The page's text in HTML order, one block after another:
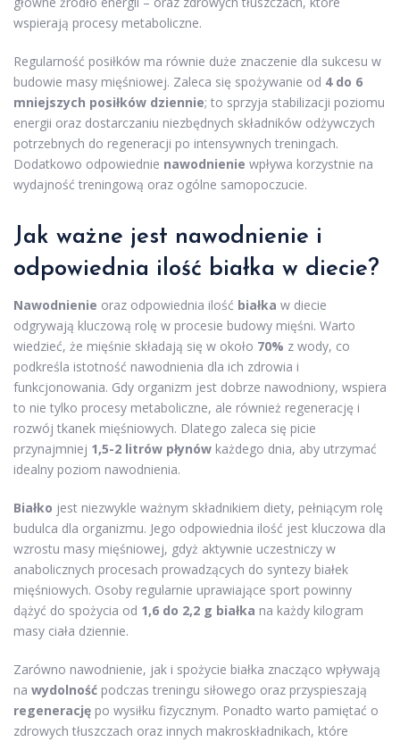
wspierają procesy metaboliczne.
Regularność posiłków ma równie duże znaczenie dla sukcesu w
budowie masy mięśniowej. Zaleca się spożywanie od 4 do 6
mniejszych posiłków dziennie; to sprzyja stabilizacji poziomu
energii oraz dostarczaniu niezbędnych składników odżywczych
potrzebnych do regeneracji po intensywnych treningach.
Dodatkowo odpowiednie nawodnienie wpływa korzystnie na
wydajność treningową oraz ogólne samopoczucie.
Jak ważne jest nawodnienie i
odpowiednia ilość białka w diecie?
Nawodnienie oraz odpowiednia ilość białka w diecie
odgrywają kluczową rolę w procesie budowy mięśni. Warto
wiedzieć, że mięśnie składają się w około 70% z wody, co
podkreśla istotność nawodnienia dla ich zdrowia i
funkcjonowania. Gdy organizm jest dobrze nawodniony, wspiera
to nie tylko procesy metaboliczne, ale również regenerację i
rozwój tkanek mięśniowych. Dlatego zaleca się picie
przynajmniej 1,5-2 litrów płynów każdego dnia, aby utrzymać
idealny poziom nawodnienia.
Białko jest niezwykle ważnym składnikiem diety, pełniącym rolę
budulca dla organizmu. Jego odpowiednia ilość jest kluczowa dla
wzrostu masy mięśniowej, gdyż aktywnie uczestniczy w
anabolicznych procesach prowadzących do syntezy białek
mięśniowych. Osoby regularnie uprawiające sport powinny
dążyć do spożycia od 1,6 do 2,2 g białka na każdy kilogram
masy ciała dziennie.
Zarówno nawodnienie, jak i spożycie białka znacząco wpływają
na wydolność podczas treningu siłowego oraz przyspieszają
regenerację po wysiłku fizycznym. Ponadto warto pamiętać o
zdrowych tłuszczach oraz innych makroskładnikach, które